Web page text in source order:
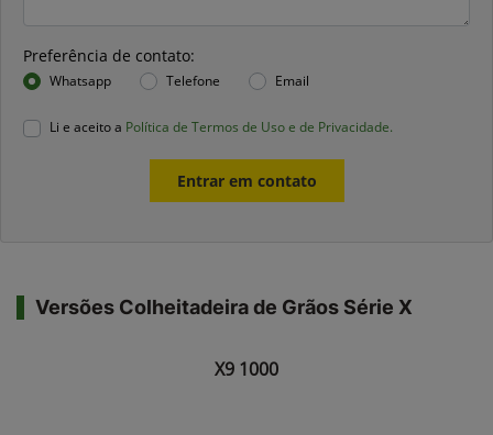
Preferência de contato:
Whatsapp Telefone Email
Li e aceito a Política de Termos de Uso e de Privacidade.
Entrar em contato
Versões Colheitadeira de Grãos Série X
X9 1000